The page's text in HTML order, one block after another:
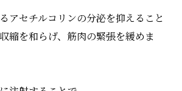
アセチルコリンの分泌を抑えること
縮を和らげ、筋肉の緊張を緩めま